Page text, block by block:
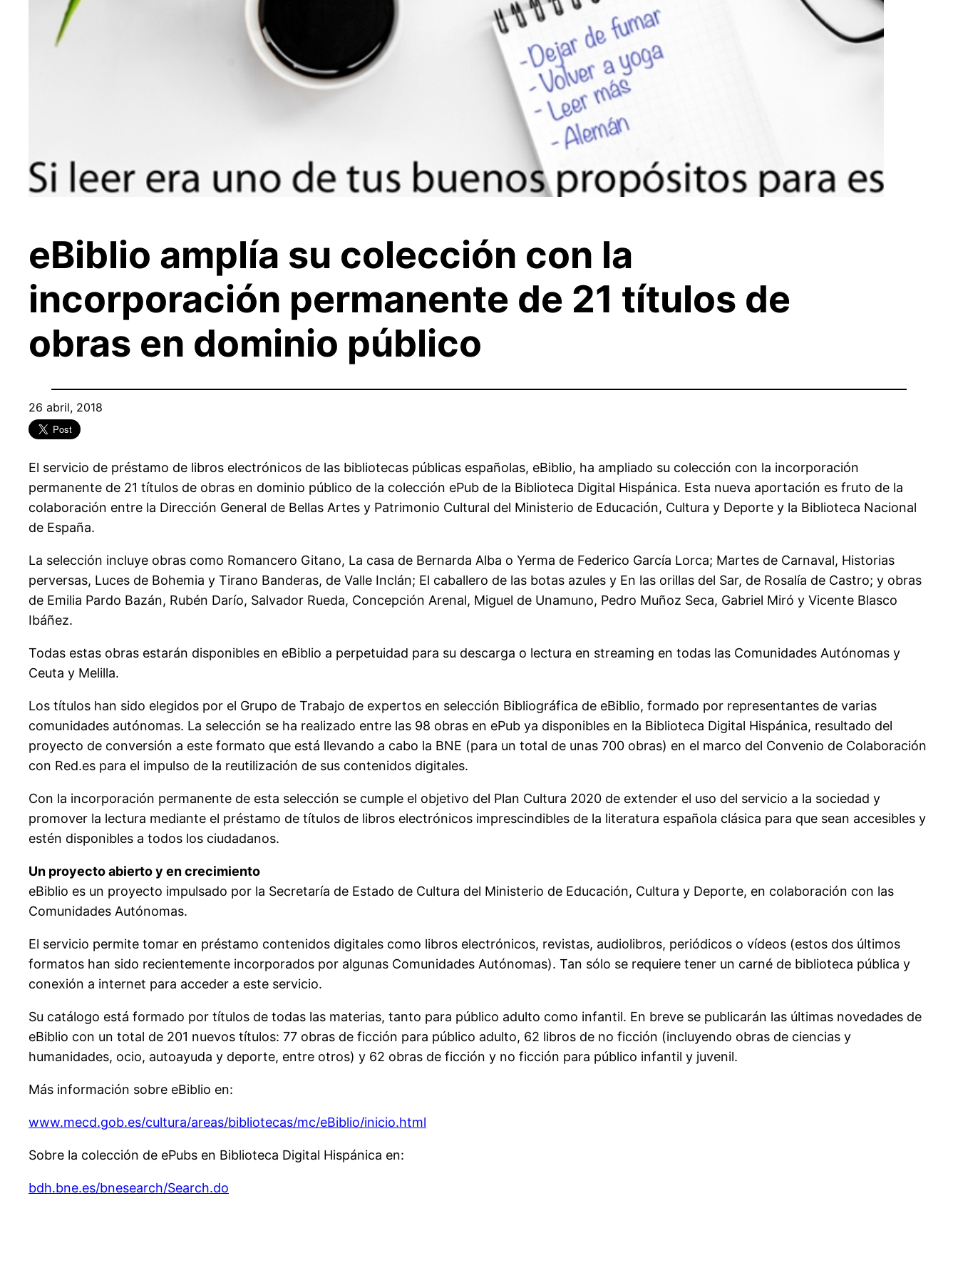
eBiblio amplía su colección con la
incorporación permanente de 21 títulos de
obras en dominio público
26 abril, 2018
El servicio de préstamo de libros electrónicos de las bibliotecas públicas españolas, eBiblio, ha ampliado su colección con la incorporación
permanente de 21 títulos de obras en dominio público de la colección ePub de la Biblioteca Digital Hispánica. Esta nueva aportación es fruto de la
colaboración entre la Dirección General de Bellas Artes y Patrimonio Cultural del Ministerio de Educación, Cultura y Deporte y la Biblioteca Nacional
de España.
La selección incluye obras como Romancero Gitano, La casa de Bernarda Alba o Yerma de Federico García Lorca; Martes de Carnaval, Historias
perversas, Luces de Bohemia y Tirano Banderas, de Valle Inclán; El caballero de las botas azules y En las orillas del Sar, de Rosalía de Castro; y obras
de Emilia Pardo Bazán, Rubén Darío, Salvador Rueda, Concepción Arenal, Miguel de Unamuno, Pedro Muñoz Seca, Gabriel Miró y Vicente Blasco
Ibáñez.
Todas estas obras estarán disponibles en eBiblio a perpetuidad para su descarga o lectura en streaming en todas las Comunidades Autónomas y
Ceuta y Melilla.
Los títulos han sido elegidos por el Grupo de Trabajo de expertos en selección Bibliográfica de eBiblio, formado por representantes de varias
comunidades autónomas. La selección se ha realizado entre las 98 obras en ePub ya disponibles en la Biblioteca Digital Hispánica, resultado del
proyecto de conversión a este formato que está llevando a cabo la BNE (para un total de unas 700 obras) en el marco del Convenio de Colaboración
con Red.es para el impulso de la reutilización de sus contenidos digitales.
Con la incorporación permanente de esta selección se cumple el objetivo del Plan Cultura 2020 de extender el uso del servicio a la sociedad y
promover la lectura mediante el préstamo de títulos de libros electrónicos imprescindibles de la literatura española clásica para que sean accesibles y
estén disponibles a todos los ciudadanos.
Un proyecto abierto y en crecimiento
eBiblio es un proyecto impulsado por la Secretaría de Estado de Cultura del Ministerio de Educación, Cultura y Deporte, en colaboración con las
Comunidades Autónomas.
El servicio permite tomar en préstamo contenidos digitales como libros electrónicos, revistas, audiolibros, periódicos o vídeos (estos dos últimos
formatos han sido recientemente incorporados por algunas Comunidades Autónomas). Tan sólo se requiere tener un carné de biblioteca pública y
conexión a internet para acceder a este servicio.
Su catálogo está formado por títulos de todas las materias, tanto para público adulto como infantil. En breve se publicarán las últimas novedades de
eBiblio con un total de 201 nuevos títulos: 77 obras de ficción para público adulto, 62 libros de no ficción (incluyendo obras de ciencias y
humanidades, ocio, autoayuda y deporte, entre otros) y 62 obras de ficción y no ficción para público infantil y juvenil.
Más información sobre eBiblio en:
www.mecd.gob.es/cultura/areas/bibliotecas/mc/eBiblio/inicio.html
Sobre la colección de ePubs en Biblioteca Digital Hispánica en:
bdh.bne.es/bnesearch/Search.do